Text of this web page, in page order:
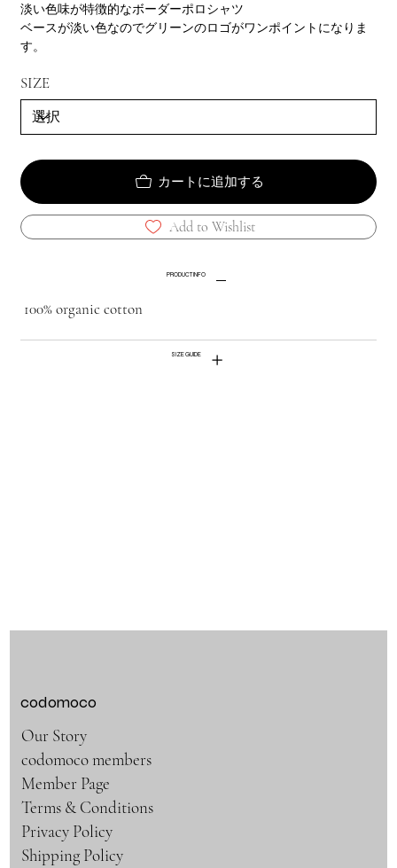
淡い色味が特徴的なボーダーポロシャツ
ベースが淡い色なのでグリーンのロゴがワンポイントになりま
す。
SIZE
カートに追加する
Add to Wishlist
PRODUCT INFO
100% organic cotton
SIZE GUIDE
codomoco
Our Story
codomoco members
Member Page
Terms & Conditions
Privacy Policy
Shipping Policy